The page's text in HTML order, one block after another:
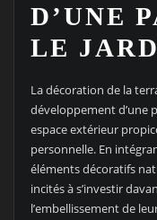
D’UNE
LE
La décoration de la
développement d’une
espace extérieur
personnelle. En
éléments décoratifs
incités à s’investir
l’embellissement de